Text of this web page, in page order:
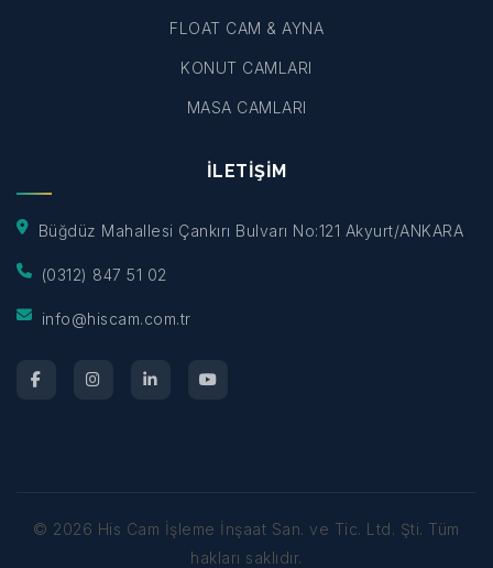
FLOAT CAM & AYNA
KONUT CAMLARI
MASA CAMLARI
İLETİŞİM
Büğdüz Mahallesi Çankırı Bulvarı No:121 Akyurt/ANKARA
(0312) 847 51 02
info@hiscam.com.tr
© 2026 His Cam İşleme İnşaat San. ve Tic. Ltd. Şti. Tüm
hakları saklıdır.